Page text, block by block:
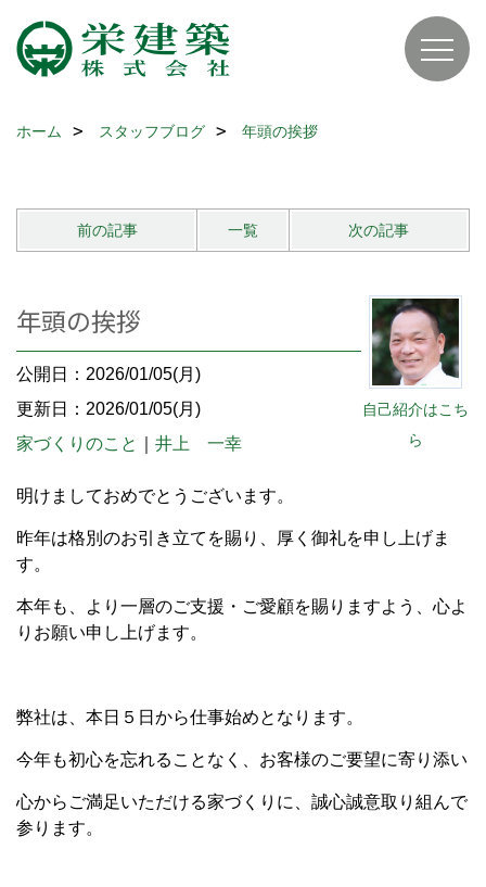
ホーム スタッフブログ 年頭の挨拶
前の記事 一覧 次の記事
自己紹介はこち
ら
年頭の挨拶
公開日：2026/01/05(月)
更新日：2026/01/05(月)
家づくりのこと
井上 一幸
明けましておめでとうございます。
昨年は格別のお引き立てを賜り、厚く御礼を申し上げま
す。
本年も、より一層のご支援・ご愛顧を賜りますよう、心よ
りお願い申し上げます。
弊社は、本日５日から仕事始めとなります。
今年も初心を忘れることなく、お客様のご要望に寄り添い
心からご満足いただける家づくりに、誠心誠意取り組んで
参ります。